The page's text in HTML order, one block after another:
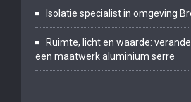
Isolatie specialist in omgeving
Ruimte, licht en waarde:
een maatwerk aluminium serre